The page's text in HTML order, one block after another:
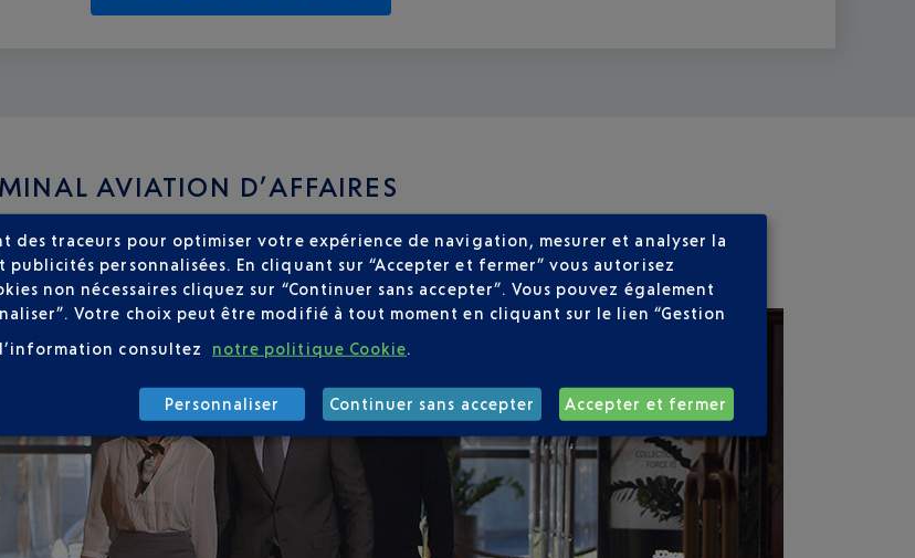
AVIATION D’AFFAIRES
des traceurs pour optimiser votre expérience de navigation, mesurer et analyser la
personnalisées. En cliquant sur “Accepter et fermer” vous autorisez
non nécessaires cliquez sur “Continuer sans accepter”. Vous pouvez également
Votre choix peut être modifié à tout moment en cliquant sur le lien “Gestion
consultez notre politique Cookie
Personnaliser Continuer sans accepter Accepter et fermer